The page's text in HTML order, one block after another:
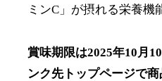
ミンC」が摂れる栄養機
賞味期限は2025年10月
ンク先トップページで